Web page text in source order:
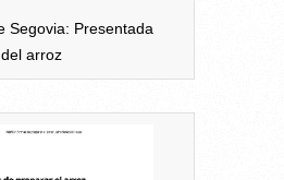
Segovia: Presentada
arroz